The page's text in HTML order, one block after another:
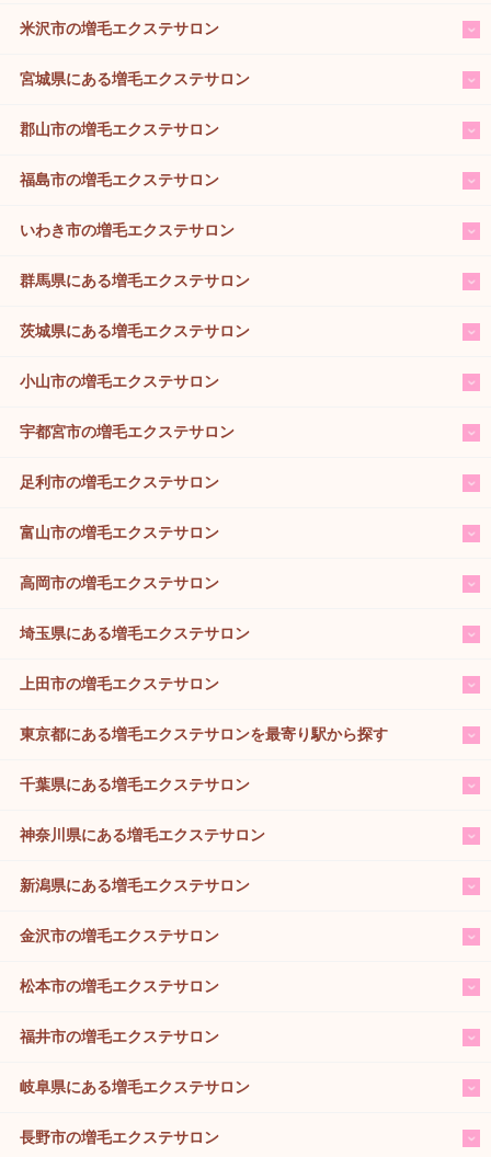
米沢市の増毛エクステサロン
宮城県にある増毛エクステサロン
郡山市の増毛エクステサロン
福島市の増毛エクステサロン
いわき市の増毛エクステサロン
群馬県にある増毛エクステサロン
茨城県にある増毛エクステサロン
小山市の増毛エクステサロン
宇都宮市の増毛エクステサロン
足利市の増毛エクステサロン
富山市の増毛エクステサロン
高岡市の増毛エクステサロン
埼玉県にある増毛エクステサロン
上田市の増毛エクステサロン
東京都にある増毛エクステサロンを最寄り駅から探す
千葉県にある増毛エクステサロン
神奈川県にある増毛エクステサロン
新潟県にある増毛エクステサロン
金沢市の増毛エクステサロン
松本市の増毛エクステサロン
福井市の増毛エクステサロン
岐阜県にある増毛エクステサロン
長野市の増毛エクステサロン